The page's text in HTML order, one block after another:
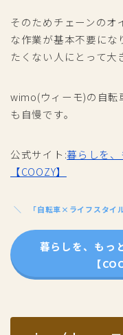
そのためチェーンのオ
な作業が基本不要にな
たくない人にとって大
wimo(ウィーモ)の自
も自慢です。
公式サイト:暮らしを
【COOZY】
「自転車×ライフスタイ
暮らしを、もっ
【